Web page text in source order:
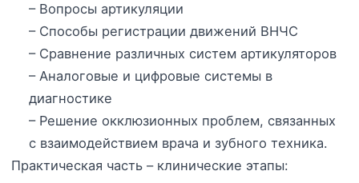
– Вопросы артикуляции
– Способы регистрации движений ВНЧС
– Сравнение различных систем артикуляторов
– Аналоговые и цифровые системы в
диагностике
– Решение окклюзионных проблем, связанных
с взаимодействием врача и зубного техника.
Практическая часть – клинические этапы: